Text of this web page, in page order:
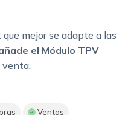
mejor se adapte a las
el Módulo TPV
venta.
Ventas